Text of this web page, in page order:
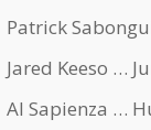
Patrick
Jared Keeso …
Al Sapienza …